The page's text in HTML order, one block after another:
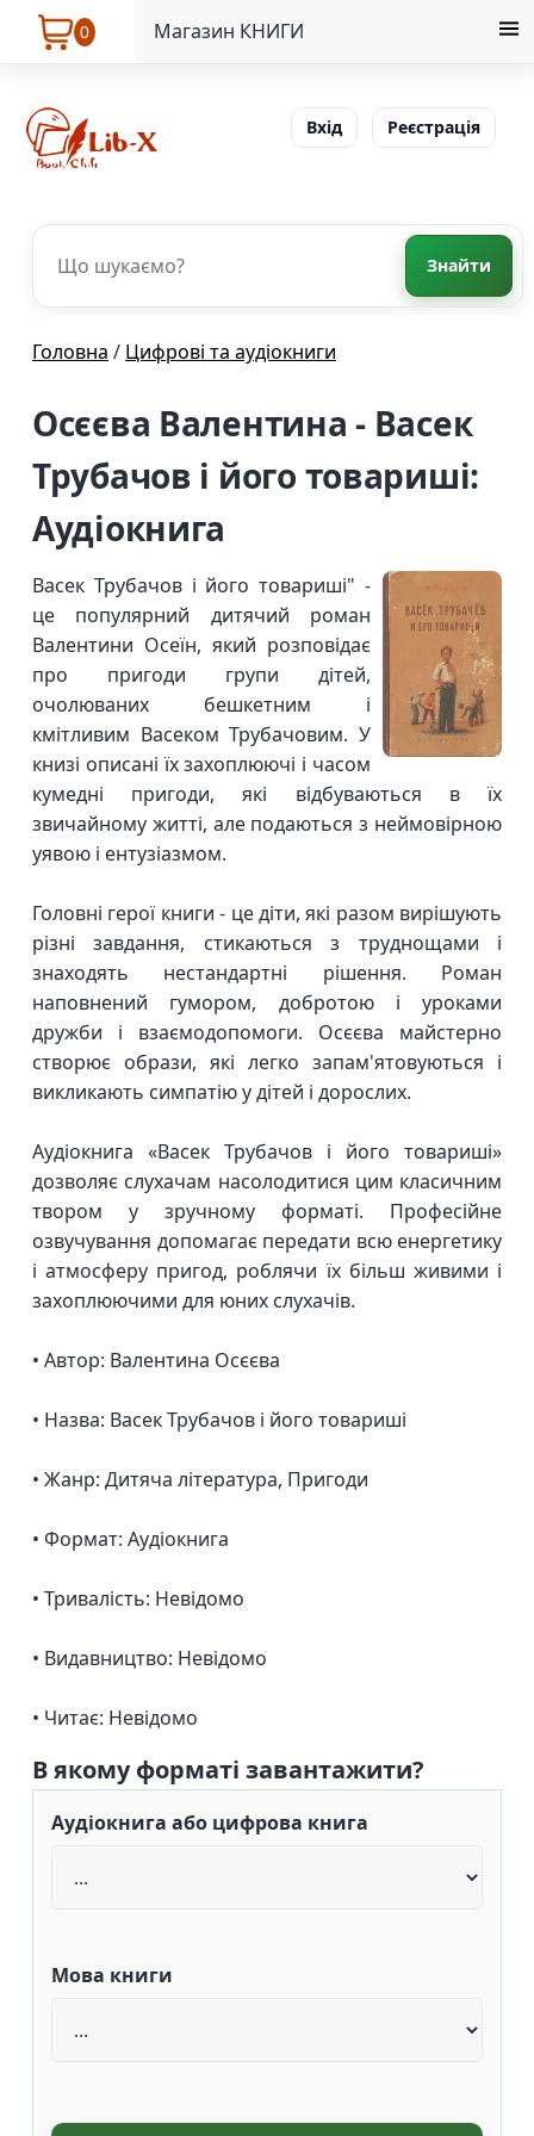
0 Магазин КНИГИ
Вхід Реєстрація
Знайти
Головна / Цифрові та аудіокниги
Осєєва Валентина - Васек
Трубачов і його товариші:
Аудіокнига
Васек Трубачов і його товариші" -
це популярний дитячий роман
Валентини Осеїн, який розповідає
про пригоди групи дітей,
очолюваних бешкетним і
кмітливим Васеком Трубачовим. У
книзі описані їх захоплюючі і часом
кумедні пригоди, які відбуваються в їх
звичайному житті, але подаються з неймовірною
уявою і ентузіазмом.
Головні герої книги - це діти, які разом вирішують
різні завдання, стикаються з труднощами і
знаходять нестандартні рішення. Роман
наповнений гумором, добротою і уроками
дружби і взаємодопомоги. Осєєва майстерно
створює образи, які легко запам'ятовуються і
викликають симпатію у дітей і дорослих.
Аудіокнига «Васек Трубачов і його товариші»
дозволяє слухачам насолодитися цим класичним
твором у зручному форматі. Професійне
озвучування допомагає передати всю енергетику
і атмосферу пригод, роблячи їх більш живими і
захоплюючими для юних слухачів.
• Автор: Валентина Осєєва
• Назва: Васек Трубачов і його товариші
• Жанр: Дитяча література, Пригоди
• Формат: Аудіокнига
• Тривалість: Невідомо
• Видавництво: Невідомо
• Читає: Невідомо
В якому форматі завантажити?
Аудіокнига або цифрова книга
Мова книги